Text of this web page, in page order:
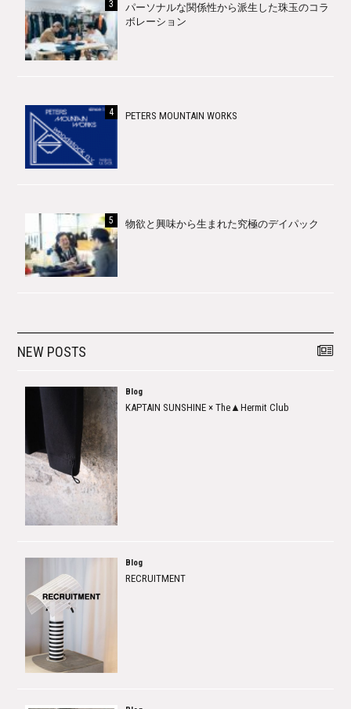
パーソナルな関係性から派生した珠玉のコラ
ボレーション
PETERS MOUNTAIN WORKS
物欲と興味から生まれた究極のデイパック
NEW POSTS
Blog
KAPTAIN SUNSHINE × The▲Hermit Club
Blog
RECRUITMENT